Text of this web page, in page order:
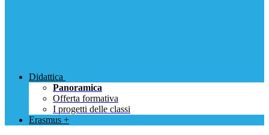
Didattica
Panoramica
Offerta formativa
I progetti delle classi
Erasmus +